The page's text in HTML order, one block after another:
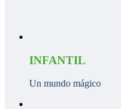
INFANTIL
Un mundo mágico